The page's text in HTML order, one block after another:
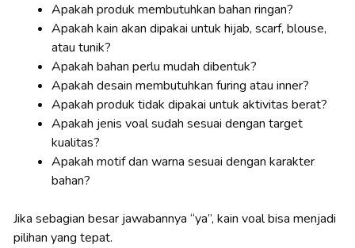
Apakah produk membutuhkan bahan ringan?
Apakah kain akan dipakai untuk hijab, scarf, blouse,
atau tunik?
Apakah bahan perlu mudah dibentuk?
Apakah desain membutuhkan furing atau inner?
Apakah produk tidak dipakai untuk aktivitas berat?
Apakah jenis voal sudah sesuai dengan target
kualitas?
Apakah motif dan warna sesuai dengan karakter
bahan?
Jika sebagian besar jawabannya “ya”, kain voal bisa menjadi
pilihan yang tepat.